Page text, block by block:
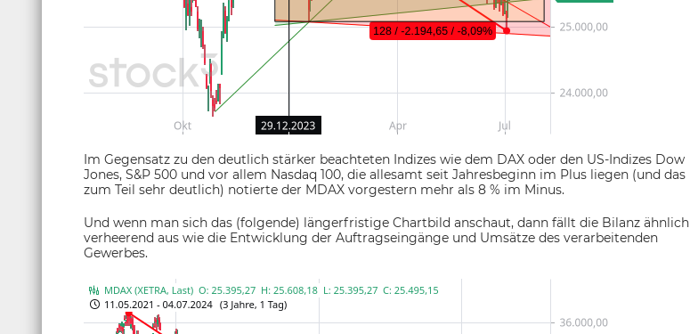
Im Gegensatz zu den deutlich stärker beachteten Indizes wie dem DAX oder den US-Indizes Dow
Jones, S&P 500 und vor allem Nasdaq 100, die allesamt seit Jahresbeginn im Plus liegen (und das
zum Teil sehr deutlich) notierte der MDAX vorgestern mehr als 8 % im Minus.
Und wenn man sich das (folgende) längerfristige Chartbild anschaut, dann fällt die Bilanz ähnlich
verheerend aus wie die Entwicklung der Auftragseingänge und Umsätze des verarbeitenden
Gewerbes.